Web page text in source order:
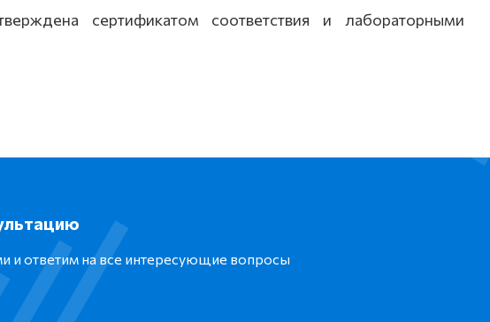
сертификатом соответствия и лабораторными
и ответим на все интересующие вопросы